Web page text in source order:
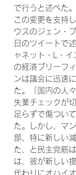
で行うと述べた
この変更を支持
ウスのジェン・
日のツイートで
ャネット・L・イ
の経済ブリーフ
ンは議会に迅速
た。「国内の人
失業チェックが
足らずで傷つい
た。しかし、マ
部、特に新しい
た、と民主党筋
は、彼が新しい
代わりにオハイ